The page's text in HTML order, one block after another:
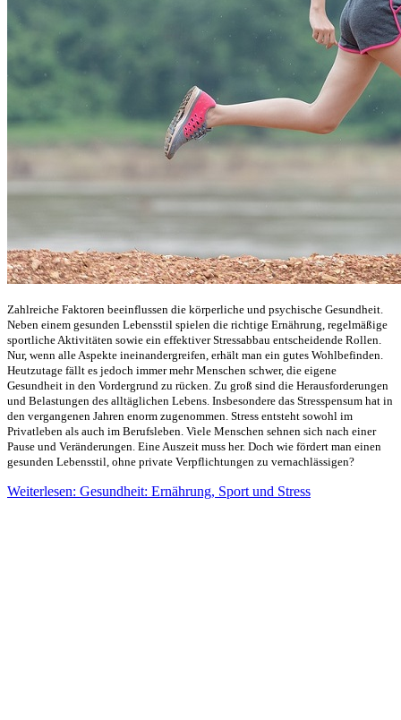
Zahlreiche Faktoren beeinflussen die körperliche und psychische Gesundheit.
Neben einem gesunden Lebensstil spielen die richtige Ernährung, regelmäßige
sportliche Aktivitäten sowie ein effektiver Stressabbau entscheidende Rollen.
Nur, wenn alle Aspekte ineinandergreifen, erhält man ein gutes Wohlbefinden.
Heutzutage fällt es jedoch immer mehr Menschen schwer, die eigene
Gesundheit in den Vordergrund zu rücken. Zu groß sind die Herausforderungen
und Belastungen des alltäglichen Lebens. Insbesondere das Stresspensum hat in
den vergangenen Jahren enorm zugenommen. Stress entsteht sowohl im
Privatleben als auch im Berufsleben. Viele Menschen sehnen sich nach einer
Pause und Veränderungen. Eine Auszeit muss her. Doch wie fördert man einen
gesunden Lebensstil, ohne private Verpflichtungen zu vernachlässigen?
Weiterlesen: Gesundheit: Ernährung, Sport und Stress